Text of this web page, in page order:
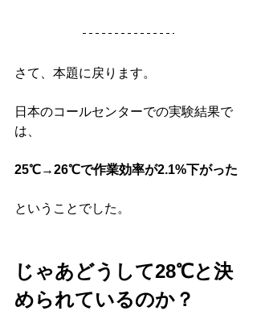
さて、本題に戻ります。
日本のコールセンターでの実験結果で
は、
25℃→26℃で作業効率が2.1%下がった
ということでした。
じゃあどうして28℃と決
められているのか？